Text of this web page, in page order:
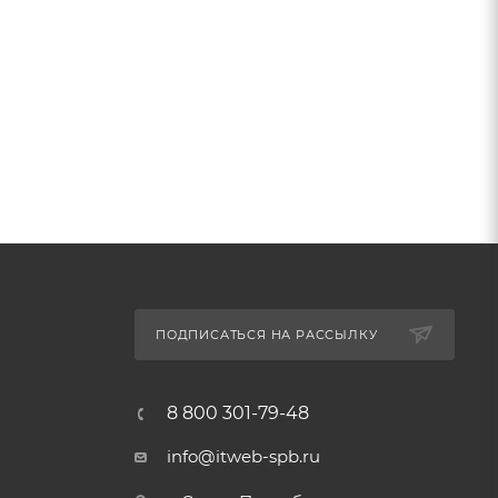
ПОДПИСАТЬСЯ НА РАССЫЛКУ
8 800 301-79-48
info@itweb-spb.ru